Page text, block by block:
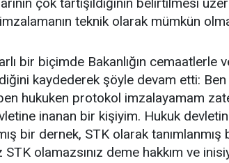
teknik olarak mümkün
bir biçimde Bakanlığın cemaatlerle
kaydederek şöyle devam etti:
hukuken protokol imzalayamam
inanan bir kişiyim. Hukuk
bir dernek, STK olarak
olamazsınız deme hakkım ve